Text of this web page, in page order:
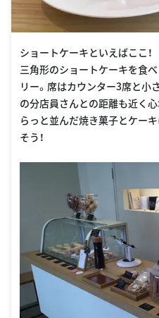
ショートケーキといえばここ！
三角形のショートケーキを食
リー。席はカウンター3席と小
の分店員さんとの距離も近く
らっと並んだ焼き菓子とケー
そう！